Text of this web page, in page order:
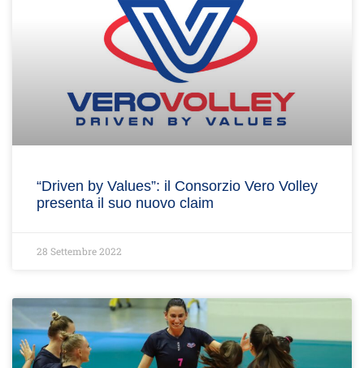
“Driven by Values”: il Consorzio Vero Volley
presenta il suo nuovo claim
28 Settembre 2022